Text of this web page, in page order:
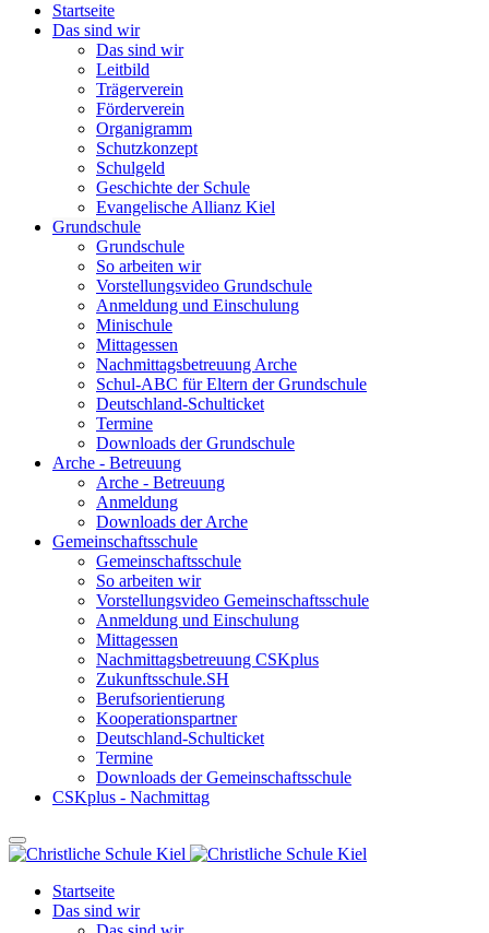
Startseite
Das sind wir
Das sind wir
Leitbild
Trägerverein
Förderverein
Organigramm
Schutzkonzept
Schulgeld
Geschichte der Schule
Evangelische Allianz Kiel
Grundschule
Grundschule
So arbeiten wir
Vorstellungsvideo Grundschule
Anmeldung und Einschulung
Minischule
Mittagessen
Nachmittagsbetreuung Arche
Schul-ABC für Eltern der Grundschule
Deutschland-Schulticket
Termine
Downloads der Grundschule
Arche - Betreuung
Arche - Betreuung
Anmeldung
Downloads der Arche
Gemeinschaftsschule
Gemeinschaftsschule
So arbeiten wir
Vorstellungsvideo Gemeinschaftsschule
Anmeldung und Einschulung
Mittagessen
Nachmittagsbetreuung CSKplus
Zukunftsschule.SH
Berufsorientierung
Kooperationspartner
Deutschland-Schulticket
Termine
Downloads der Gemeinschaftsschule
CSKplus - Nachmittag
Startseite
Das sind wir